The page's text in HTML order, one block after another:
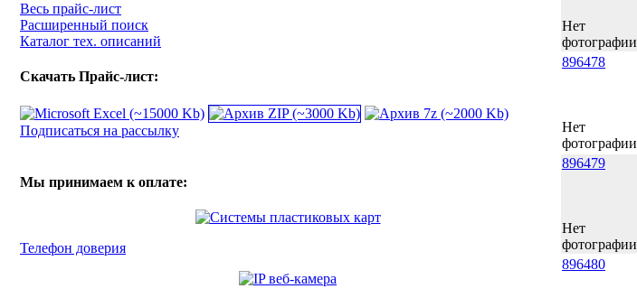
Весь прайс-лист
Расширенный поиск
Каталог тех. описаний
Скачать Прайс-лист:
Подписаться на рассылку
Мы принимаем к оплате:
Телефон доверия
Нет
фотографии
896478
Нет
фотографии
896479
Нет
фотографии
896480